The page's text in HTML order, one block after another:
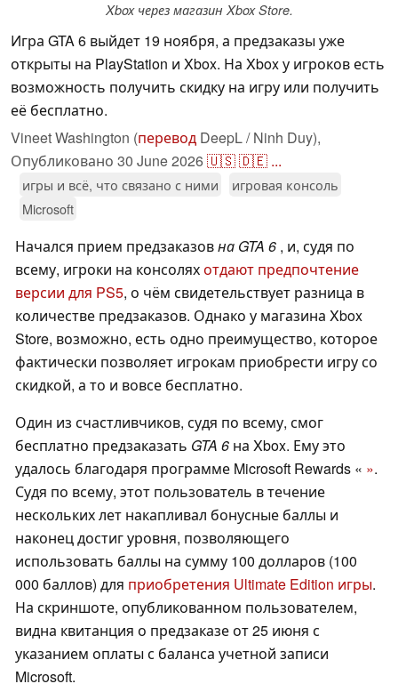
Xbox через магазин Xbox Store.
Игра GTA 6 выйдет 19 ноября, а предзаказы уже
открыты на PlayStation и Xbox. На Xbox у игроков есть
возможность получить скидку на игру или получить
её бесплатно.
Vineet Washington (перевод DeepL / Ninh Duy),
Опубликовано 30 June 2026🇺🇸🇩🇪 ...
игры и всё, что связано с ними
игровая консоль
Microsoft
Начался прием предзаказовна GTA 6 , и, судя по
всему, игроки на консоляхотдают предпочтение
версии для PS5, о чём свидетельствует разница в
количестве предзаказов. Однако у магазина Xbox
Store, возможно, есть одно преимущество, которое
фактически позволяет игрокам приобрести игру со
скидкой, а то и вовсе бесплатно.
Один из счастливчиков, судя по всему, смог
бесплатно предзаказать GTA 6 на Xbox. Ему это
удалось благодаря программе Microsoft Rewards « ».
Судя по всему, этот пользователь в течение
нескольких лет накапливал бонусные баллы и
наконец достиг уровня, позволяющего
использовать баллы на сумму 100 долларов (100
000 баллов) для приобретения Ultimate Edition игры.
На скриншоте, опубликованном пользователем,
видна квитанция о предзаказе от 25 июня с
указанием оплаты с баланса учетной записи
Microsoft.